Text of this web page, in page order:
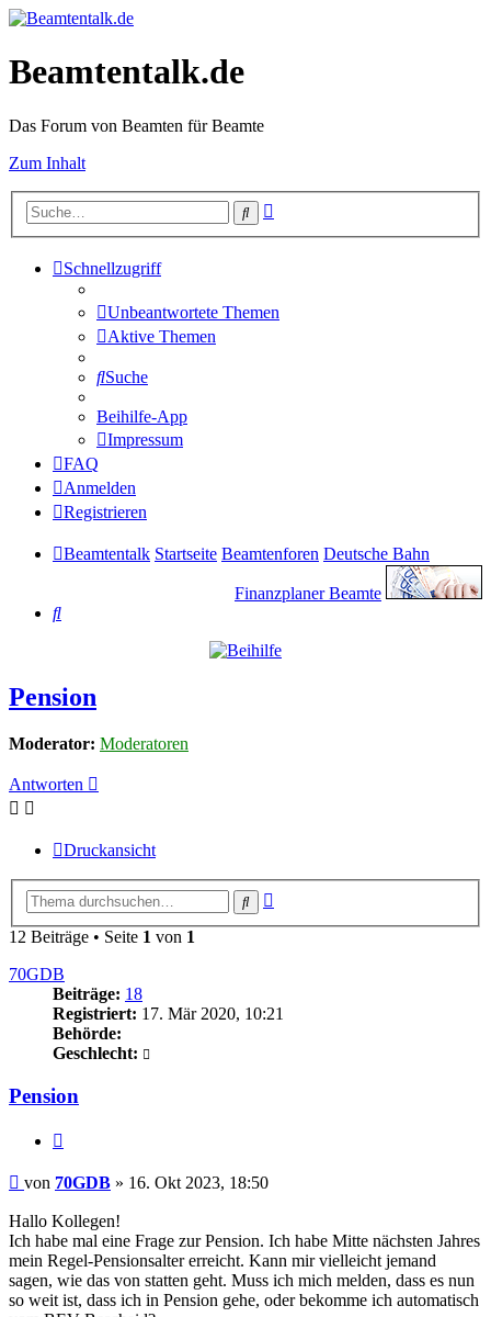
Beamtentalk.de
Das Forum von Beamten für Beamte
Zum Inhalt
Suche
Schnellzugriff
Unbeantwortete Themen
Aktive Themen
Suche
Beihilfe-App
Impressum
FAQ
Anmelden
Registrieren
Beamtentalk Startseite Beamtenforen Deutsche Bahn
Finanzplaner Beamte
Suche
Pension
Moderator: Moderatoren
Antworten
Druckansicht
Suche
12 Beiträge • Seite 1 von 1
70GDB
Beiträge: 18
Registriert: 17. Mär 2020, 10:21
Behörde:
Geschlecht:
Pension
Beitrag
von 70GDB » 16. Okt 2023, 18:50
Hallo Kollegen!
Ich habe mal eine Frage zur Pension. Ich habe Mitte nächsten Jahres
mein Regel-Pensionsalter erreicht. Kann mir vielleicht jemand
sagen, wie das von statten geht. Muss ich mich melden, dass es nun
so weit ist, dass ich in Pension gehe, oder bekomme ich automatisch